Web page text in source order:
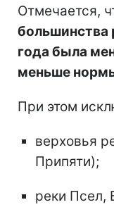
Отмечается,
большинства
года была
меньше
При этом
верховья
Припяти);
реки Псел,